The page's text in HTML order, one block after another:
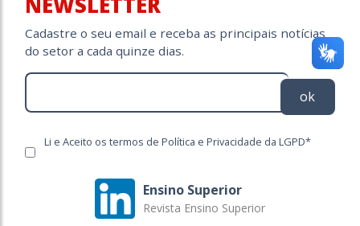
Cadastre o seu email e receba as principais notícias
do setor a cada quinze dias.
ok
Li e Aceito os termos de Política e Privacidade da LGPD*
Ensino Superior
Revista Ensino Superior